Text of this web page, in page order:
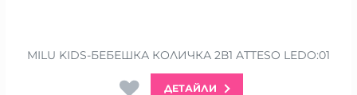
MILU KIDS-БЕБЕШКА КОЛИЧКА 2В1 ATTESO LEDO:01
ДЕТАЙЛИ